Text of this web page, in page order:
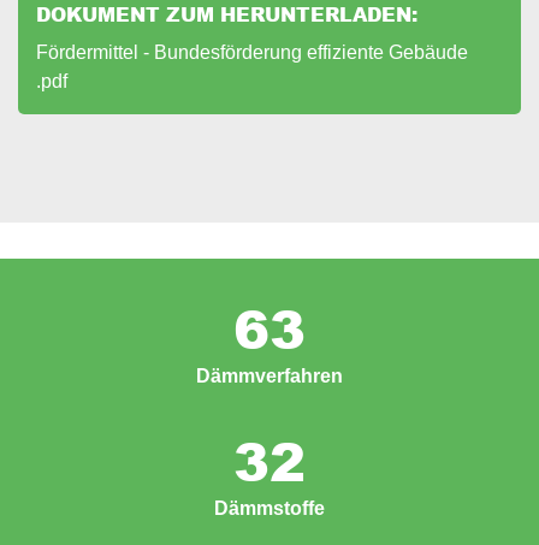
DOKUMENT ZUM HERUNTERLADEN:
Document
Fördermittel - Bundesförderung effiziente Gebäude
.pdf
63
Dämmverfahren
32
Dämmstoffe